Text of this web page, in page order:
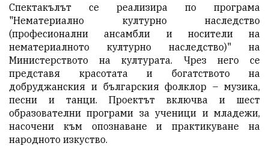
Спектакълът се реализира по програма
"Нематериално културно наследство
(професионални ансамбли и носители на
нематериалното културно наследство)" на
Министерството на културата. Чрез него се
представя красотата и богатството на
добруджанския и българския фолклор – музика,
песни и танци. Проектът включва и шест
образователни програми за ученици и младежи,
насочени към опознаване и практикуване на
народното изкуство.